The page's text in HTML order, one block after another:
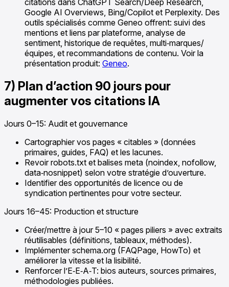
citations dans ChatGPT Search/Deep Research,
Google AI Overviews, Bing/Copilot et Perplexity. Des
outils spécialisés comme Geneo offrent: suivi des
mentions et liens par plateforme, analyse de
sentiment, historique de requêtes, multi‑marques/
équipes, et recommandations de contenu. Voir la
présentation produit: Geneo.
7) Plan d’action 90 jours pour
augmenter vos citations IA
Jours 0–15: Audit et gouvernance
Cartographier vos pages « citables » (données
primaires, guides, FAQ) et les lacunes.
Revoir robots.txt et balises meta (noindex, nofollow,
data‑nosnippet) selon votre stratégie d’ouverture.
Identifier des opportunités de licence ou de
syndication pertinentes pour votre secteur.
Jours 16–45: Production et structure
Créer/mettre à jour 5–10 « pages piliers » avec extraits
réutilisables (définitions, tableaux, méthodes).
Implémenter schema.org (FAQPage, HowTo) et
améliorer la vitesse et la lisibilité.
Renforcer l’E‑E‑A‑T: bios auteurs, sources primaires,
méthodologies publiées.